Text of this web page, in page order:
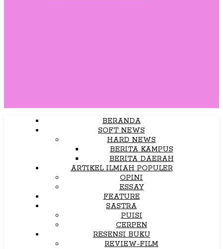
BERANDA
SOFT NEWS
HARD NEWS
BERITA KAMPUS
BERITA DAERAH
ARTIKEL ILMIAH POPULER
OPINI
ESSAY
FEATURE
SASTRA
PUISI
CERPEN
RESENSI BUKU
REVIEW-FILM